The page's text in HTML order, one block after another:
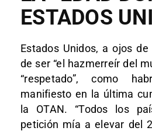
ESTADOS
Estados Unidos, a ojos
de ser “el hazmerreír del
“respetado”, como
manifiesto en la última
la OTAN. “Todos los
petición mía a elevar del